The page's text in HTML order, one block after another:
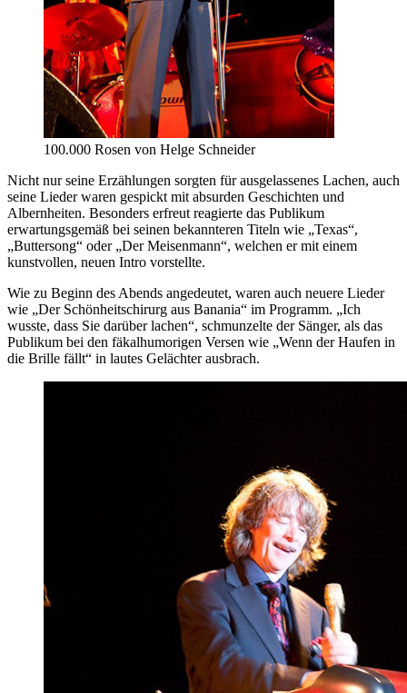
100.000 Rosen von Helge Schneider
Nicht nur seine Erzählungen sorgten für ausgelassenes Lachen, auch
seine Lieder waren gespickt mit absurden Geschichten und
Albernheiten. Besonders erfreut reagierte das Publikum
erwartungsgemäß bei seinen bekannteren Titeln wie „Texas“,
„Buttersong“ oder „Der Meisenmann“, welchen er mit einem
kunstvollen, neuen Intro vorstellte.
Wie zu Beginn des Abends angedeutet, waren auch neuere Lieder
wie „Der Schönheitschirurg aus Banania“ im Programm. „Ich
wusste, dass Sie darüber lachen“, schmunzelte der Sänger, als das
Publikum bei den fäkalhumorigen Versen wie „Wenn der Haufen in
die Brille fällt“ in lautes Gelächter ausbrach.